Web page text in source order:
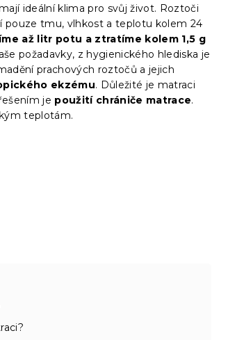
ideální klima pro svůj život. Roztoči
pouze tmu, vlhkost a teplotu kolem 24
až litr potu a ztratíme kolem 1,5 g
požadavky, z hygienického hlediska je
prachových roztočů a jejich
ekzému. Důležité je matraci
je použití chrániče matrace.
teplotám.